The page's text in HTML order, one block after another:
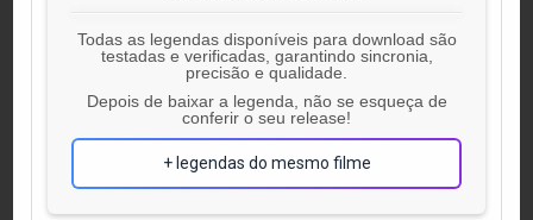
Todas as legendas disponíveis para download são
testadas e verificadas, garantindo sincronia,
precisão e qualidade.
Depois de baixar a legenda, não se esqueça de
conferir o seu release!
+ legendas do mesmo filme